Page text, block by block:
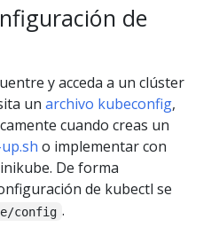
de
y acceda a un clúster
un archivo kubeconfig,
cuando creas un
o implementar con
De forma
de kubectl se
config .